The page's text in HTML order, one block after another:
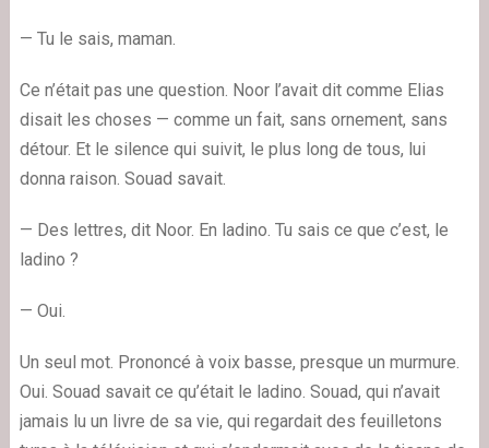
— Tu le sais, maman.
Ce n’était pas une question. Noor l’avait dit comme Elias
disait les choses — comme un fait, sans ornement, sans
détour. Et le silence qui suivit, le plus long de tous, lui
donna raison. Souad savait.
— Des lettres, dit Noor. En ladino. Tu sais ce que c’est, le
ladino ?
— Oui.
Un seul mot. Prononcé à voix basse, presque un murmure.
Oui. Souad savait ce qu’était le ladino. Souad, qui n’avait
jamais lu un livre de sa vie, qui regardait des feuilletons